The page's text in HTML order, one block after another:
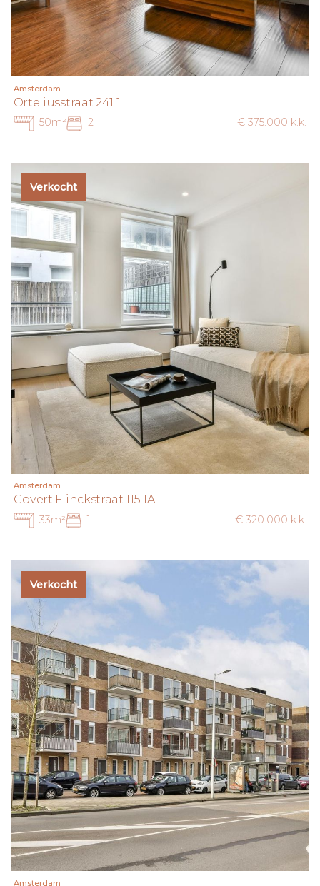
geen deskundige vertegenwoordiger inschakelt, acht u
zich volgens de wet deskundige genoeg om alle zaken die
van belang zijn te kunnen overzien.
Amsterdam
Orteliusstraat 241 1
50m² 2 € 375.000 k.k.
Verkocht
Amsterdam
Govert Flinckstraat 115 1A
33m² 1 € 320.000 k.k.
Verkocht
Amsterdam